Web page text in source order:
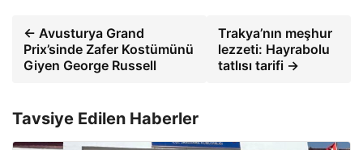
← Avusturya Grand
Prix’sinde Zafer Kostümünü
Giyen George Russell
Trakya’nın meşhur
lezzeti: Hayrabolu
tatlısı tarifi →
Tavsiye Edilen Haberler